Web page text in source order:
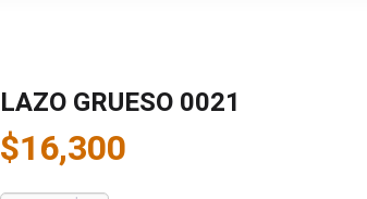
LAZO GRUESO 0021
$16,300